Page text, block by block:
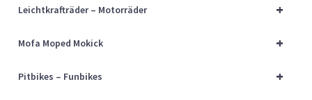
+
Leichtkrafträder – Motorräder
+
Mofa Moped Mokick
+
Pitbikes – Funbikes